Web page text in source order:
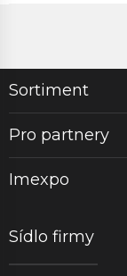
Sortiment
Pro partnery
Imexpo
Sídlo firmy